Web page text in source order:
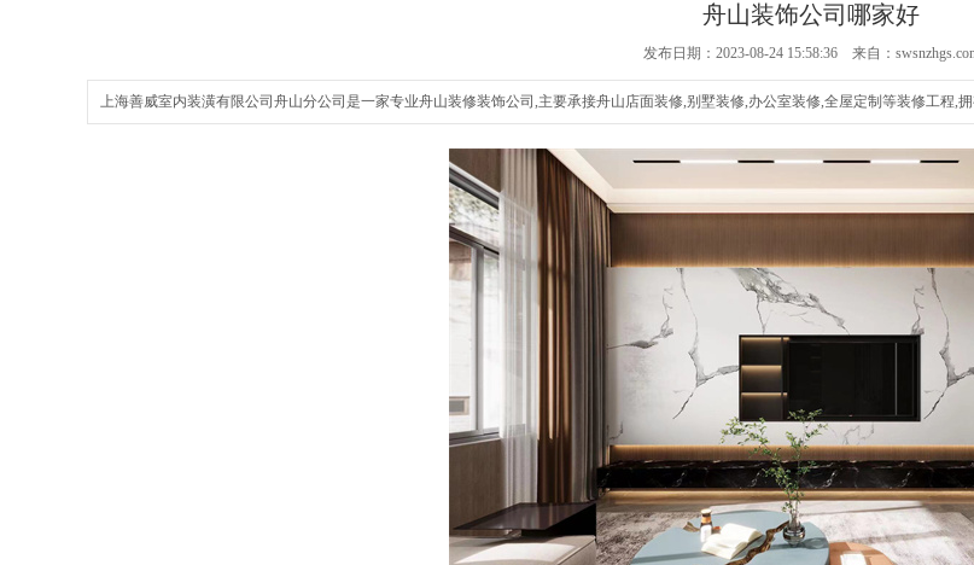
舟山装饰公司哪家好
发布日期：2023-08-24 15:58:36 来自：
上海善威室内装潢有限公司舟山分公司是一家专业舟山装修装饰公司,主要承接舟山店面装修,别墅装修,办公室装修,全屋定制等装修工程,